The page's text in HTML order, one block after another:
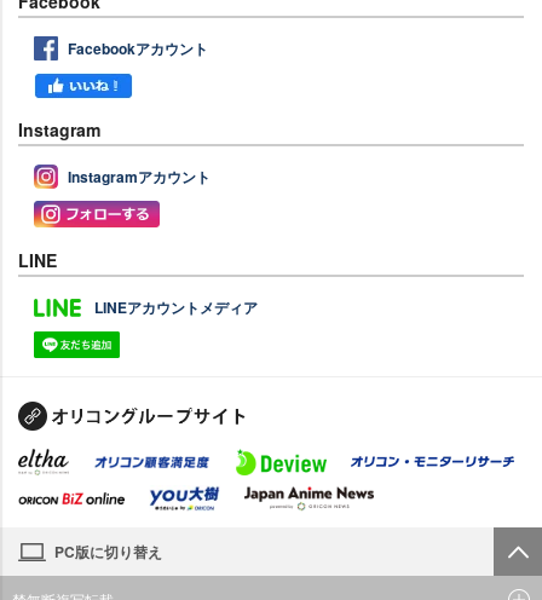
Facebookアカウント
Instagram
Instagramアカウント
LINE
LINEアカウントメディア
PC版に切り替え